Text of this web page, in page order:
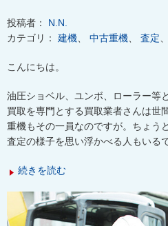
投稿者： N.N.
カテゴリ： 建機 中古重機 査定
こんにちは。
油圧ショベル、ユンボ、ローラー等
買取を専門とする買取業者さんは世
重機もその一員なのですが。ちょう
査定の様子を思い浮かべる人もいる
続きを読む